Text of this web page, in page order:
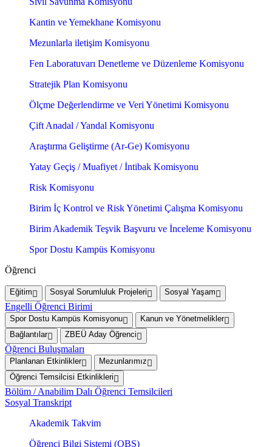
Kantin ve Yemekhane Komisyonu
Mezunlarla iletişim Komisyonu
Fen Laboratuvarı Denetleme ve Düzenleme Komisyonu
Stratejik Plan Komisyonu
Ölçme Değerlendirme ve Veri Yönetimi Komisyonu
Çift Anadal / Yandal Komisyonu
Araştırma Geliştirme (Ar-Ge) Komisyonu
Yatay Geçiş / Muafiyet / İntibak Komisyonu
Risk Komisyonu
Birim İç Kontrol ve Risk Yönetimi Çalışma Komisyonu
Birim Akademik Teşvik Başvuru ve İnceleme Komisyonu
Spor Dostu Kampüs Komisyonu
Öğrenci
Eğitim Sosyal Sorumluluk Projeleri Sosyal Yaşam
Engelli Öğrenci Birimi
Spor Dostu Kampüs Komisyonu
Kanun ve Yönetmelikler
Bağlantılar
ZBEÜ Aday Öğrenci
Öğrenci Buluşmaları
Planlanan Etkinlikler
Mezunlarımız
Öğrenci Temsilcisi Etkinlikleri
Bölüm / Anabilim Dalı Öğrenci Temsilcileri
Sosyal Transkript
Akademik Takvim
Öğrenci Bilgi Sistemi (OBS)